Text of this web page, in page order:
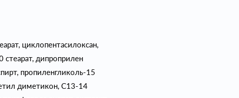
циклопентасилоксан,
дипроприлен
пропиленгликоль-15
диметикон, С13-14